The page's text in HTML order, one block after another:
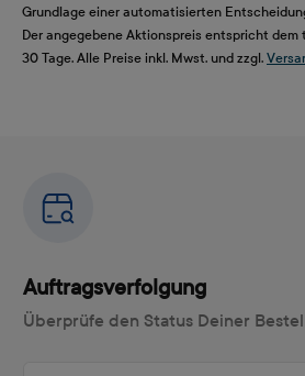
Grundlage einer automatisierten
Der angegebene Aktionspreis entspricht
30 Tage. Alle Preise inkl. Mwst. und zzgl.
Auftragsverfolgung
Überprüfe den Status Deiner